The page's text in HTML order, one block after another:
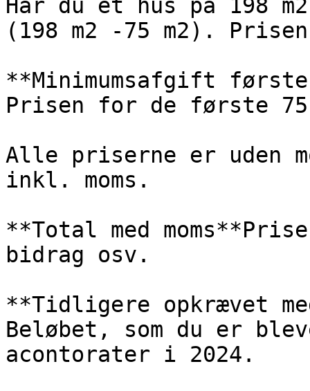
Har du et hus på 198
(198 m2 -75 m2).
**Minimumsafgift første
Prisen for de første 75
Alle priserne er uden
inkl. moms.
**Total med
bidrag osv.
**Tidligere opkrævet
Beløbet, som du er
acontorater i 2024.